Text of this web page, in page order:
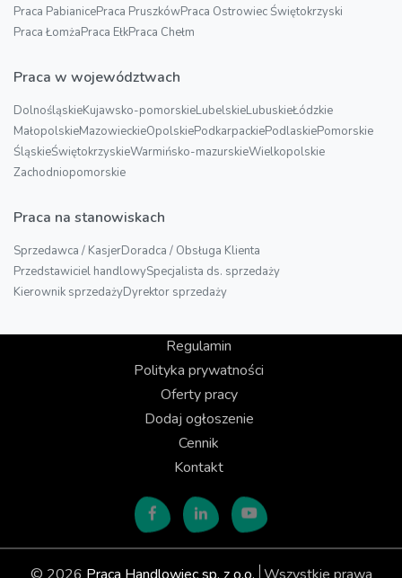
Praca PabianicePraca PruszkówPraca Ostrowiec Świętokrzyski
Praca ŁomżaPraca EłkPraca Chełm
Praca w województwach
DolnośląskieKujawsko-pomorskieLubelskieLubuskieŁódzkie
MałopolskieMazowieckieOpolskiePodkarpackiePodlaskiePomorskie
ŚląskieŚwiętokrzyskieWarmińsko-mazurskieWielkopolskie
Zachodniopomorskie
Praca na stanowiskach
Sprzedawca / KasjerDoradca / Obsługa Klienta
Przedstawiciel handlowySpecjalista ds. sprzedaży
Kierownik sprzedażyDyrektor sprzedaży
Regulamin
Polityka prywatności
Oferty pracy
Dodaj ogłoszenie
Cennik
Kontakt